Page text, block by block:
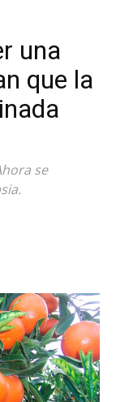
una
que la
se